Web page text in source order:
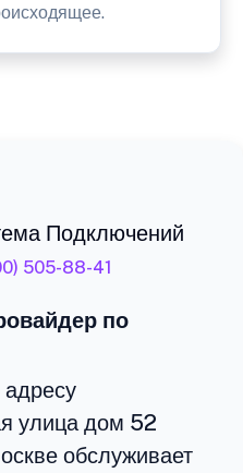
Подключений
505-88-41
по
улица дом 52
обслуживает